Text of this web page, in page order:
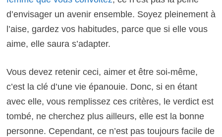
d’envisager un avenir ensemble. Soyez pleinement à
l’aise, gardez vos habitudes, parce que si elle vous
aime, elle saura s’adapter.
Vous devez retenir ceci, aimer et être soi-même,
c’est la clé d’une vie épanouie. Donc, si en étant
avec elle, vous remplissez ces critères, le verdict est
tombé, ne cherchez plus ailleurs, elle est la bonne
personne. Cependant, ce n’est pas toujours facile de